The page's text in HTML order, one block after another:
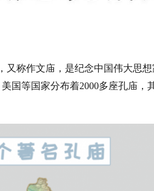
又称作文庙，是纪念中国伟大思
国等国家分布着2000多座孔庙，